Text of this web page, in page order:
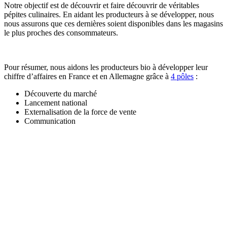
Notre objectif est de découvrir et faire découvrir de véritables
pépites culinaires. En aidant les producteurs à se développer, nous
nous assurons que ces dernières soient disponibles dans les magasins
le plus proches des consommateurs.
Pour résumer, nous aidons les producteurs bio à développer leur
chiffre d’affaires en France et en Allemagne grâce à 4 pôles :
Découverte du marché
Lancement national
Externalisation de la force de vente
Communication